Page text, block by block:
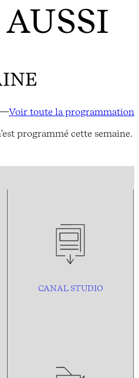
Voir toute la programmation
programmé cette semaine.
CANAL STUDIO